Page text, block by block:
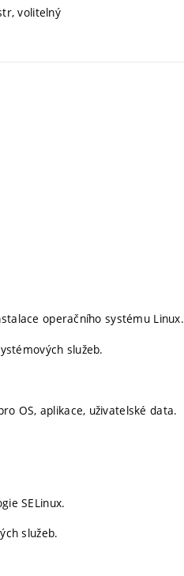
volitelný
operačního systému Linux.
služeb.
OS, aplikace, uživatelské data.
SELinux.
služeb.